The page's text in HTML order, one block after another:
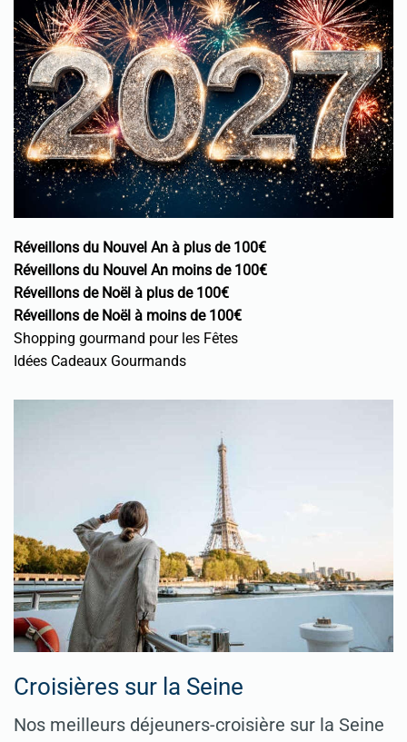
Réveillons du Nouvel An à plus de 100€
Réveillons du Nouvel An moins de 100€
Réveillons de Noël à plus de 100€
Réveillons de Noël à moins de 100€
Shopping gourmand pour les Fêtes
Idées Cadeaux Gourmands
Croisières sur la Seine
Nos meilleurs déjeuners-croisière sur la Seine